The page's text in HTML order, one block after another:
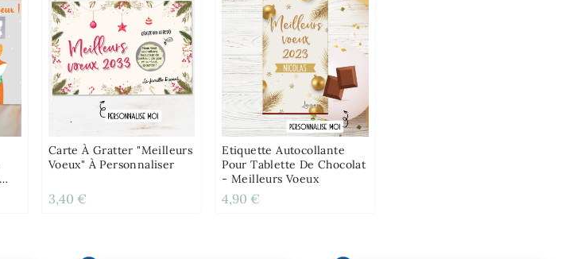
Carte À Gratter "Meilleurs
Voeux" À Personnaliser
3,40 €
Etiquette Autocollante
Pour Tablette De Chocolat
- Meilleurs Voeux
4,90 €